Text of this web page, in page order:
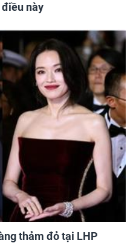
này
thảm đỏ tại LHP